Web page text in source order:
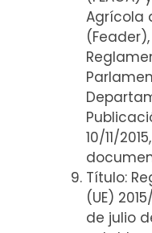
Agrícola
10/11/
Título:
(UE)
de julio